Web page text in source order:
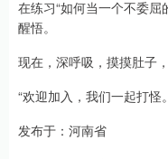
在练习“如何当一个不委
醒悟。
现在，深呼吸，摸摸肚子
“欢迎加入，我们一起打怪。
发布于：河南省